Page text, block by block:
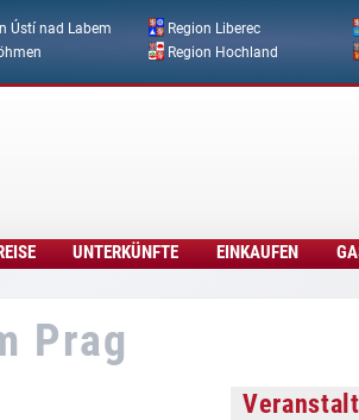
Direkt zum Inhalt
Ústí nad Labem Region Liberec
Region Hochland
UNTERKÜNFTE EINKAUFEN
Prag